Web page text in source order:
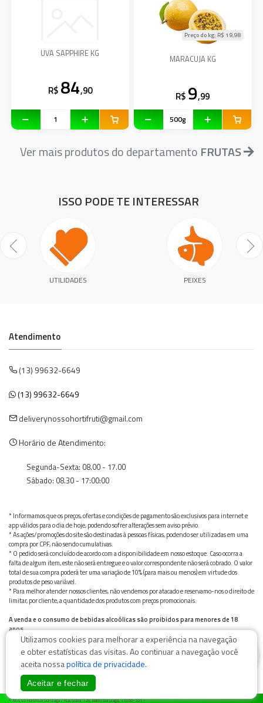
UVA SAPPHIRE KG
R$ 84,90
MARACUJA KG
Preço do kg: R$ 19,98
R$ 9,99
Ver mais produtos do departamento FRUTAS
ISSO PODE TE INTERESSAR
UTILIDADES PEIXES
Atendimento
(13) 99632-6649
(13) 99632-6649
deliverynossohortifruti@gmail.com
Horário de Atendimento:
Segunda-Sexta: 08.00 - 17.00
Sábado: 08.30 - 17:00:00
* Informamos que os preços, ofertas e condições de pagamento são exclusivos para internet e
app válidos para o dia de hoje, podendo sofrer alterações sem aviso prévio.
* As ações/promoções do site são destinadas à pessoas físicas, podendo ser utilizadas em uma
compra por CPF, não sendo cumulativas.
* O pedido será concluído de acordo com a disponibilidade em nosso estoque. Caso ocorra a
falta de algum item, este não será entregue e o valor correspondente não será cobrado. O valor
total de sua compra poderá ter uma variação de 10% (para mais ou menos) em virtude dos
produtos de peso variável.
* Para melhor atender nossos clientes, não vendemos por atacado e reservamo-nos o direito de
limitar, por cliente, a quantidade dos produtos com preços promocionais.
A venda e o consumo de bebidas alcoólicas são proibidos para menores de 18
anos.
Bebida alcoólica pode causar dependência química e, em excesso, provoca graves males à saúde.
Beba com moderação
© Nosso Hortifruti Gonzaga / Rua Goiás 128, Bairro Gonzaga, 11050-101 -
Utilizamos cookies para melhorar a experiência na navegação
e obter estatísticas das visitas. Ao continuar a navegação você
aceita nossapolítica de privacidade.
Aceitar e fechar